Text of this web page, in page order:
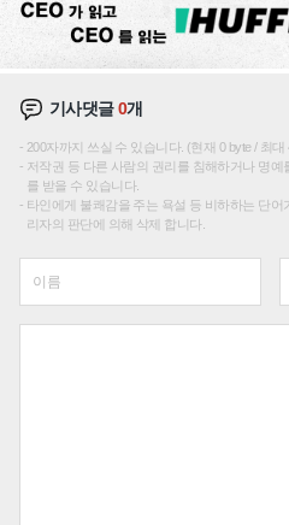
기사댓글0개
200자까지 쓰실 수 있습니다. (현재 0 byte / 최대
저작권 등 다른 사람의 권리를 침해하거나 명
를 받을 수 있습니다.
타인에게 불쾌감을 주는 욕설 등 비하하는 단
리자의 판단에 의해 삭제 합니다.